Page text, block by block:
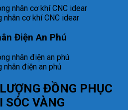
nhân cơ khí CNC idear
Điện An Phú
nhân điện an phú
ĐỒNG PHỤC
SÓC VÀNG